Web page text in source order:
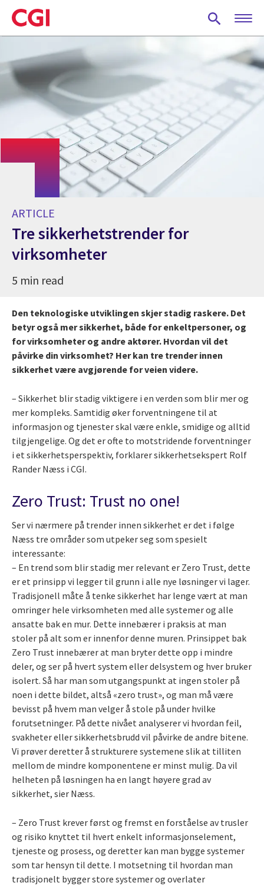
Skip
to
main
ARTICLE
Tre sikkerhetstrender for
virksomheter
5 min read
Den teknologiske utviklingen skjer stadig raskere. Det
betyr også mer sikkerhet, både for enkeltpersoner, og
for virksomheter og andre aktører. Hvordan vil det
påvirke din virksomhet? Her kan tre trender innen
sikkerhet være avgjørende for veien videre.
– Sikkerhet blir stadig viktigere i en verden som blir mer og
mer kompleks. Samtidig øker forventningene til at
informasjon og tjenester skal være enkle, smidige og alltid
tilgjengelige. Og det er ofte to motstridende forventninger
i et sikkerhetsperspektiv, forklarer sikkerhetsekspert Rolf
Rander Næss i CGI.
Zero Trust: Trust no one!
Ser vi nærmere på trender innen sikkerhet er det i følge
Næss tre områder som utpeker seg som spesielt
interessante:
– En trend som blir stadig mer relevant er Zero Trust, dette
er et prinsipp vi legger til grunn i alle nye løsninger vi lager.
Tradisjonell måte å tenke sikkerhet har lenge vært at man
omringer hele virksomheten med alle systemer og alle
ansatte bak en mur. Dette innebærer i praksis at man
stoler på alt som er innenfor denne muren. Prinsippet bak
Zero Trust innebærer at man bryter dette opp i mindre
deler, og ser på hvert system eller delsystem og hver bruker
isolert. Så har man som utgangspunkt at ingen stoler på
noen i dette bildet, altså «zero trust», og man må være
bevisst på hvem man velger å stole på under hvilke
forutsetninger. På dette nivået analyserer vi hvordan feil,
svakheter eller sikkerhetsbrudd vil påvirke de andre bitene.
Vi prøver deretter å strukturere systemene slik at tilliten
mellom de mindre komponentene er minst mulig. Da vil
helheten på løsningen ha en langt høyere grad av
sikkerhet, sier Næss.
– Zero Trust krever først og fremst en forståelse av trusler
og risiko knyttet til hvert enkelt informasjonselement,
tjeneste og prosess, og deretter kan man bygge systemer
som tar hensyn til dette. I motsetning til hvordan man
tradisjonelt bygger store systemer og overlater